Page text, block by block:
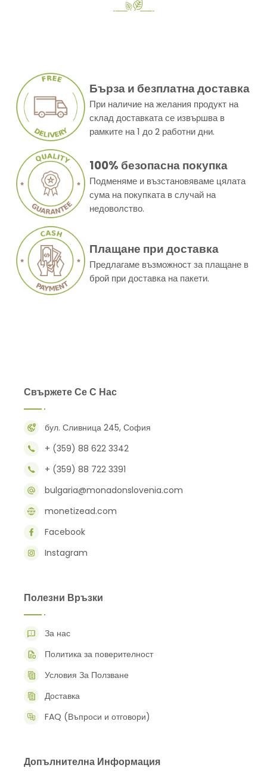
Бърза и безплатна доставка
При наличие на желания продукт на
склад доставката се извършва в
рамките на 1 до 2 работни дни.
100% безопасна покупка
Подменяме и възстановяваме цялата
сума на покупката в случай на
недоволство.
Плащане при доставка
Предлагаме възможност за плащане в
брой при доставка на пакети.
Свържете Се С Нас
бул. Сливница 245, София
+ (359) 88 622 3342
+ (359) 88 722 3391
bulgaria@monadonslovenia.com
monetizead.com
Facebook
Instagram
Полезни Връзки
За нас
Политика за поверителност
Условия За Ползване
Доставка
FAQ (Въпроси и отговори)
Допълнителна Информация